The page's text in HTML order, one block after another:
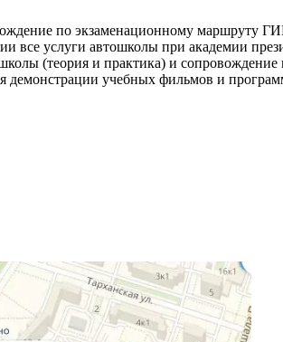
по экзаменационному маршруту
все услуги автошколы при академии
(теория и практика) и
учебных фильмов и